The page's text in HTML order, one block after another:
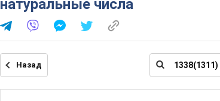
натуральные числа
Назад